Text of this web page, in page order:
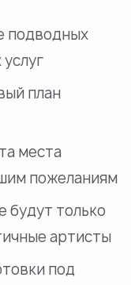
подводных
план
места
пожеланиям
будут только
артисты
под